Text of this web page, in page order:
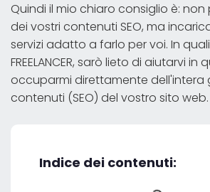
Quindi il mio chiaro consiglio è:
dei vostri contenuti SEO, ma
servizi adatto a farlo per voi. In
FREELANCER, sarò lieto di aiutarvi
occuparmi direttamente dell'intera
contenuti (SEO) del vostro sito web.
Indice dei contenuti: